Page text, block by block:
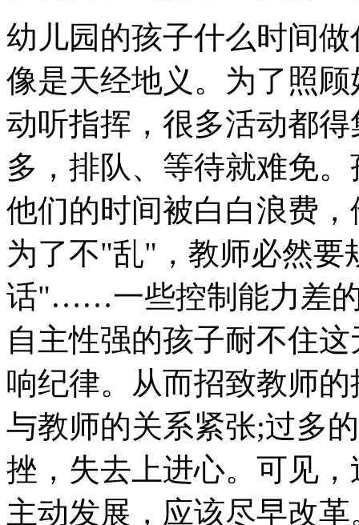
幼儿园的孩子什么时间
像是天经地义。为了照
动听指挥，很多活动都
多，排队、等待就难免
他们的时间被白白浪费
为了不"乱"，教师必然
话"……一些控制能力差
自主性强的孩子耐不住
响纪律。从而招致教师
与教师的关系紧张;过多
挫，失去上进心。可见
主动发展，应该尽早改革